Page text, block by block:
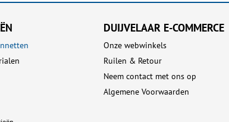
DUIJVELAAR E-COMMERCE
Onze webwinkels
Ruilen & Retour
Neem contact met ons op
Algemene Voorwaarden